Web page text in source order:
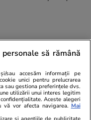
Spotmedia.ro
Cum ne
propriu! Ce-
de știință
să rămână
sau accesăm informații pe
unici pentru prelucrarea
sau gestiona preferințele dvs.
utilizării unui interes legitim
Aceste alegeri
vor afecta navigarea. Mai